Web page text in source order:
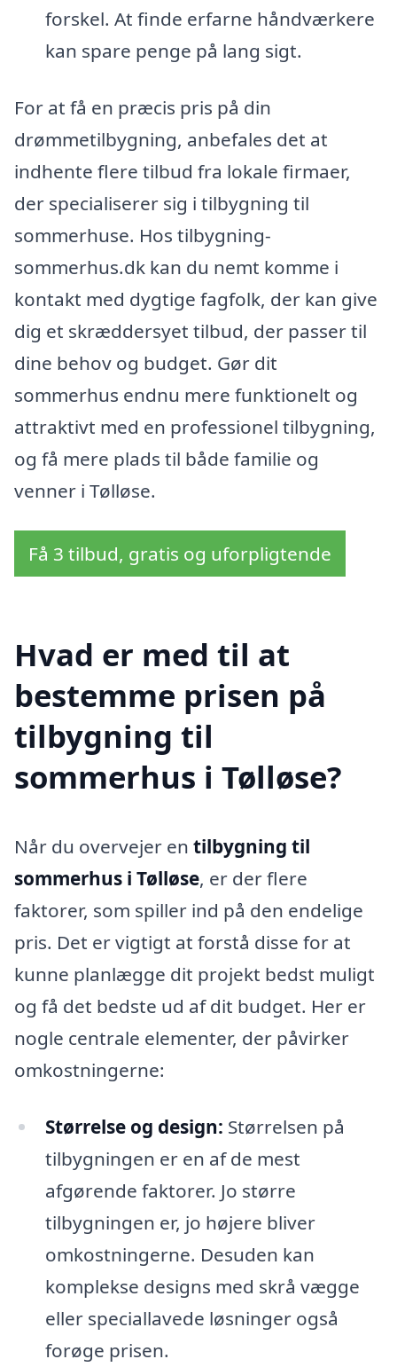
forskel. At finde erfarne håndværkere
kan spare penge på lang sigt.
For at få en præcis pris på din
drømmetilbygning, anbefales det at
indhente flere tilbud fra lokale firmaer,
der specialiserer sig i tilbygning til
sommerhuse. Hos tilbygning-
sommerhus.dk kan du nemt komme i
kontakt med dygtige fagfolk, der kan give
dig et skræddersyet tilbud, der passer til
dine behov og budget. Gør dit
sommerhus endnu mere funktionelt og
attraktivt med en professionel tilbygning,
og få mere plads til både familie og
venner i Tølløse.
Få 3 tilbud, gratis og uforpligtende
Hvad er med til at
bestemme prisen på
tilbygning til
sommerhus i Tølløse?
Når du overvejer en tilbygning til
sommerhus i Tølløse, er der flere
faktorer, som spiller ind på den endelige
pris. Det er vigtigt at forstå disse for at
kunne planlægge dit projekt bedst muligt
og få det bedste ud af dit budget. Her er
nogle centrale elementer, der påvirker
omkostningerne:
Størrelse og design: Størrelsen på
tilbygningen er en af de mest
afgørende faktorer. Jo større
tilbygningen er, jo højere bliver
omkostningerne. Desuden kan
komplekse designs med skrå vægge
eller speciallavede løsninger også
forøge prisen.